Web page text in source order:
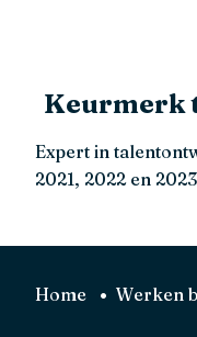
Keurmerk
Expert in
2021, 2022 en
Home Werken